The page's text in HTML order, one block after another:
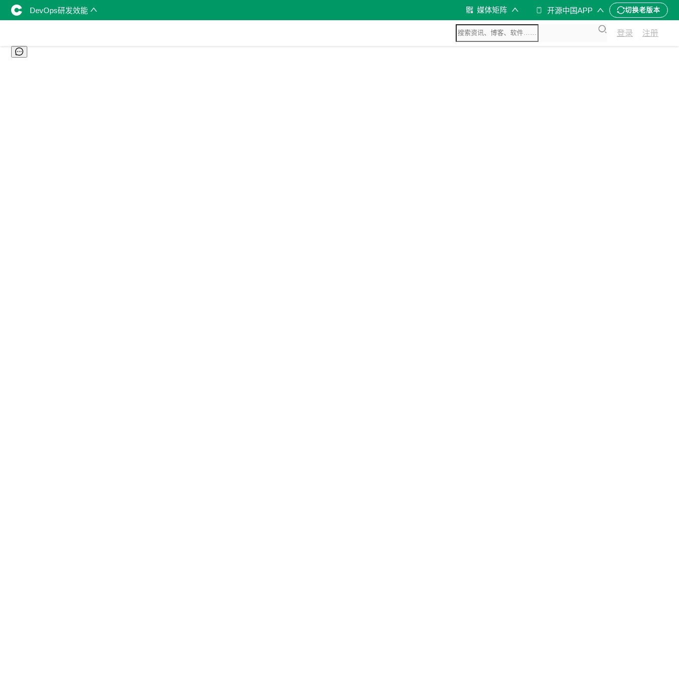
DevOps研发效能 媒体矩阵 开源中国APP 切换老版本
登录 注册